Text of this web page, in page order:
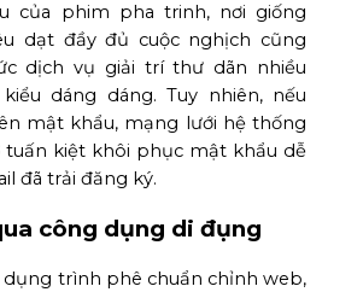
của phim pha trinh, nơi giống
dạt đầy đủ cuộc nghịch cũng
dịch vụ giải trí thư dãn nhiều
dáng dáng. Tuy nhiên, nếu
mật khẩu, mạng lưới hệ thống
kiệt khôi phục mật khẩu dễ
đã trải đăng ký.
công dụng di đụng
dụng trình phê chuẩn chỉnh web,